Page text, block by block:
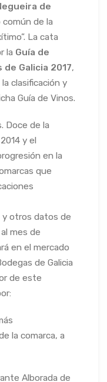
de
de la
La cata
la Guía de
Galicia 2017,
clasificación y
Guía de Vinos.
Doce de la
y el
en la
que
y otros datos de
mes de
en el mercado
de Galicia
de este
la comarca, a
Alborada de